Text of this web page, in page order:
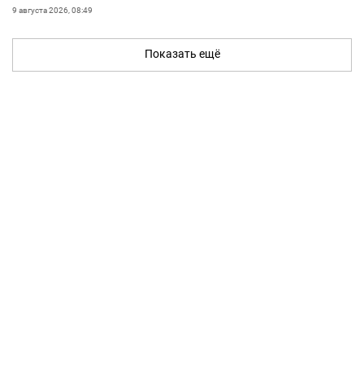
9 августа 2026, 08:49
Показать ещё